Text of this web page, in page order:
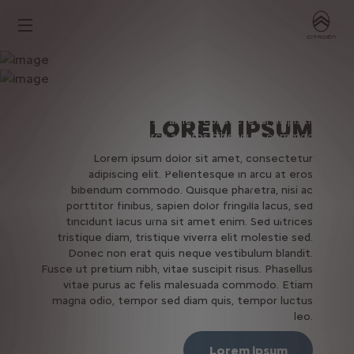
Lorem ipsum dolor sit amet, consectetur adipiscing
elit. Pellentesque in arcu at eros bibendum commodo.
Quisque pharetra, nisi ac porttitor finibus, sapien dolor
fringilla lacus, sed tincidunt lacus urna sit amet enim.
Sed ultrices tristique diam, tristique viverra elit
molestie sed. Donec non erat quis neque vestibulum
blandit. Fusce ut pretium nibh, vitae suscipit risus.
LOREM IPSUM
Lorem ipsum dolor sit amet, consectetur
adipiscing elit. Pellentesque in arcu at eros
bibendum commodo. Quisque pharetra, nisi ac
porttitor finibus, sapien dolor fringilla lacus, sed
tincidunt lacus urna sit amet enim. Sed ultrices
tristique diam, tristique viverra elit molestie sed.
Donec non erat quis neque vestibulum blandit.
Fusce ut pretium nibh, vitae suscipit risus. Phasellus
vitae purus ac felis malesuada commodo. Etiam
magna odio, tempor sed diam quis, tempor luctus
leo.
Lorem ipsum